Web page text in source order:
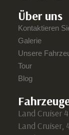
Über uns
Kontaktieren
Galerie
Unsere
Tour
Blog
Land Cruiser
Land Cruiser,